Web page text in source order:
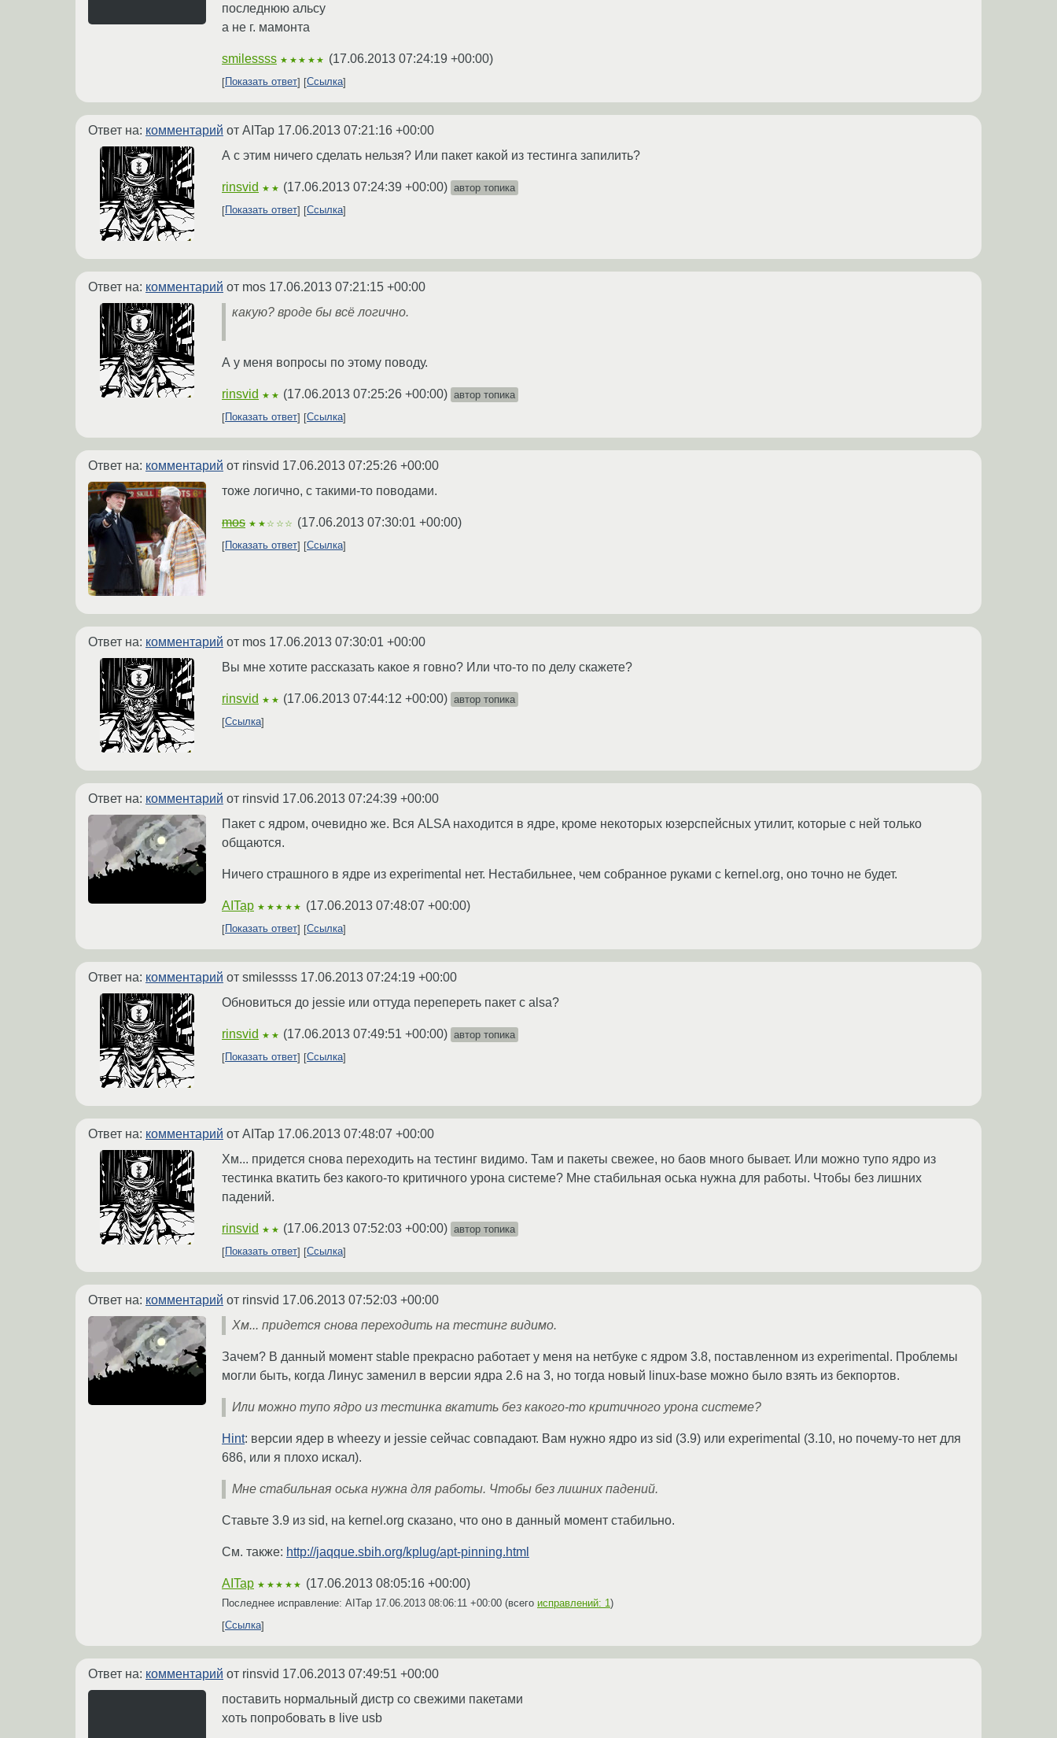
последнюю альсу
а не г. мамонта
smilessss ★★★★★ (17.06.2013 07:24:19 +00:00)
Показать ответ Ссылка
Ответ на: комментарий от AITap 17.06.2013 07:21:16 +00:00
А с этим ничего сделать нельзя? Или пакет какой из тестинга запилить?
rinsvid ★★ (17.06.2013 07:24:39 +00:00) автор топика
Показать ответ
Ссылка
Ответ на: комментарий от mos 17.06.2013 07:21:15 +00:00
какую? вроде бы всё логично.
А у меня вопросы по этому поводу.
rinsvid ★★ (17.06.2013 07:25:26 +00:00) автор топика
Показать ответ
Ссылка
Ответ на: комментарий от rinsvid 17.06.2013 07:25:26 +00:00
тоже логично, с такими-то поводами.
mos ★★☆☆☆ (17.06.2013 07:30:01 +00:00)
Показать ответ Ссылка
Ответ на: комментарий от mos 17.06.2013 07:30:01 +00:00
Вы мне хотите рассказать какое я говно? Или что-то по делу скажете?
rinsvid ★★ (17.06.2013 07:44:12 +00:00) автор топика
Ссылка
Ответ на: комментарий от rinsvid 17.06.2013 07:24:39 +00:00
Пакет с ядром, очевидно же. Вся ALSA находится в ядре, кроме некоторых юзерспейсных утилит, которые с ней только
общаются.
Ничего страшного в ядре из experimental нет. Нестабильнее, чем собранное руками с kernel.org, оно точно не будет.
AITap ★★★★★ (17.06.2013 07:48:07 +00:00)
Показать ответ Ссылка
Ответ на: комментарий от smilessss 17.06.2013 07:24:19 +00:00
Обновиться до jessie или оттуда перепереть пакет с alsa?
rinsvid ★★ (17.06.2013 07:49:51 +00:00) автор топика
Показать ответ
Ссылка
Ответ на: комментарий от AITap 17.06.2013 07:48:07 +00:00
Хм... придется снова переходить на тестинг видимо. Там и пакеты свежее, но баов много бывает. Или можно тупо ядро из
тестинка вкатить без какого-то критичного урона системе? Мне стабильная оська нужна для работы. Чтобы без лишних
падений.
rinsvid ★★ (17.06.2013 07:52:03 +00:00) автор топика
Показать ответ
Ссылка
Ответ на: комментарий от rinsvid 17.06.2013 07:52:03 +00:00
Хм... придется снова переходить на тестинг видимо.
Зачем? В данный момент stable прекрасно работает у меня на нетбуке с ядром 3.8, поставленном из experimental. Проблемы
могли быть, когда Линус заменил в версии ядра 2.6 на 3, но тогда новый linux-base можно было взять из бекпортов.
Или можно тупо ядро из тестинка вкатить без какого-то критичного урона системе?
Hint: версии ядер в wheezy и jessie сейчас совпадают. Вам нужно ядро из sid (3.9) или experimental (3.10, но почему-то нет для
686, или я плохо искал).
Мне стабильная оська нужна для работы. Чтобы без лишних падений.
Ставьте 3.9 из sid, на kernel.org сказано, что оно в данный момент стабильно.
См. также: http://jaqque.sbih.org/kplug/apt-pinning.html
AITap ★★★★★ (17.06.2013 08:05:16 +00:00)
Последнее исправление: AITap 17.06.2013 08:06:11 +00:00 (всего исправлений: 1 )
Ссылка
Ответ на: комментарий от rinsvid 17.06.2013 07:49:51 +00:00
поставить нормальный дистр со свежими пакетами
хоть попробовать в live usb